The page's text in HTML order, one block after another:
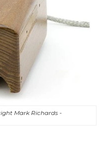
Mark Richards -